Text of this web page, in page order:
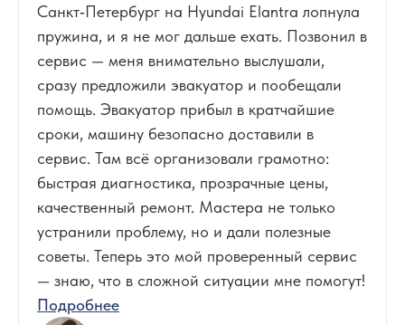
Санкт‑Петербург на Hyundai Elantra лопнула
пружина, и я не мог дальше ехать. Позвонил в
сервис — меня внимательно выслушали,
сразу предложили эвакуатор и пообещали
помощь. Эвакуатор прибыл в кратчайшие
сроки, машину безопасно доставили в
сервис. Там всё организовали грамотно:
быстрая диагностика, прозрачные цены,
качественный ремонт. Мастера не только
устранили проблему, но и дали полезные
советы. Теперь это мой проверенный сервис
— знаю, что в сложной ситуации мне помогут!
Подробнее